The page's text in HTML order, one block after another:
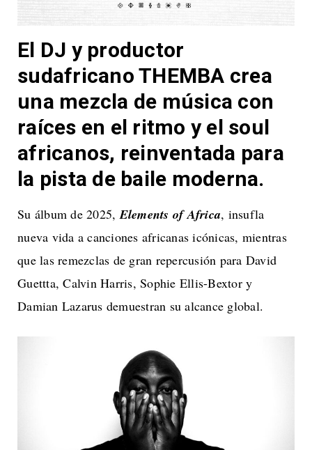
El DJ y productor
sudafricano THEMBA crea
una mezcla de música con
raíces en el ritmo y el soul
africanos, reinventada para
la pista de baile moderna.
Su álbum de 2025,Elements of Africa, insufla
nueva vida a canciones africanas icónicas, mientras
que las remezclas de gran repercusión para David
Guettta, Calvin Harris, Sophie Ellis-Bextor y
Damian Lazarus demuestran su alcance global.